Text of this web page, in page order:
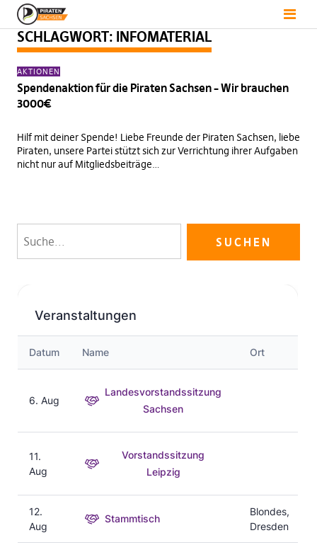
SCHLAGWORT: INFOMATERIAL
AKTIONEN
Spendenaktion für die Piraten Sachsen – Wir brauchen
3000€
Hilf mit deiner Spende! Liebe Freunde der Piraten Sachsen, liebe
Piraten, unsere Partei stützt sich zur Verrichtung ihrer Aufgaben
nicht nur auf Mitgliedsbeiträge…